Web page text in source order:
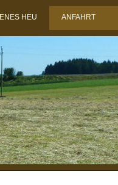
HEU ANFAHRT